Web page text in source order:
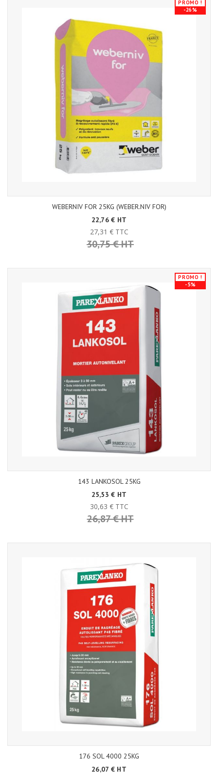
PROMO !
-26%
WEBERNIV FOR 25KG (WEBER.NIV FOR)
22,76 € HT
27,31 € TTC
30,75 € HT
PROMO !
-5%
143 LANKOSOL 25KG
25,53 € HT
30,63 € TTC
26,87 € HT
176 SOL 4000 25KG
26,07 € HT